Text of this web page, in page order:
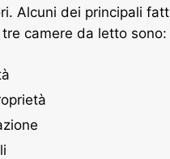
Alcuni dei principali
camere da letto sono: